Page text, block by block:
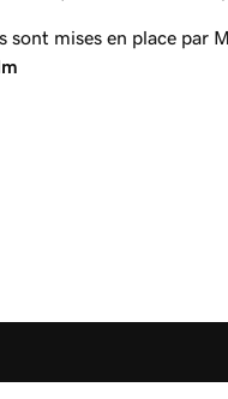
sont mises en place par